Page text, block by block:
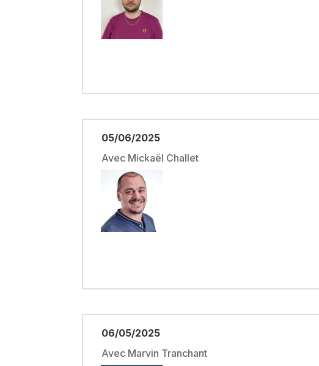
05/06/2025
Avec Mickaël Challet
06/05/2025
Avec Marvin Tranchant